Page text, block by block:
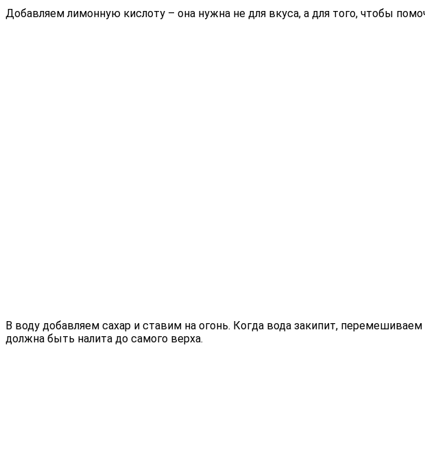
Добавляем лимонную кислоту – она нужна не для вкуса, а для того, чтобы
В воду добавляем сахар и ставим на огонь. Когда вода закипит,
должна быть налита до самого верха.